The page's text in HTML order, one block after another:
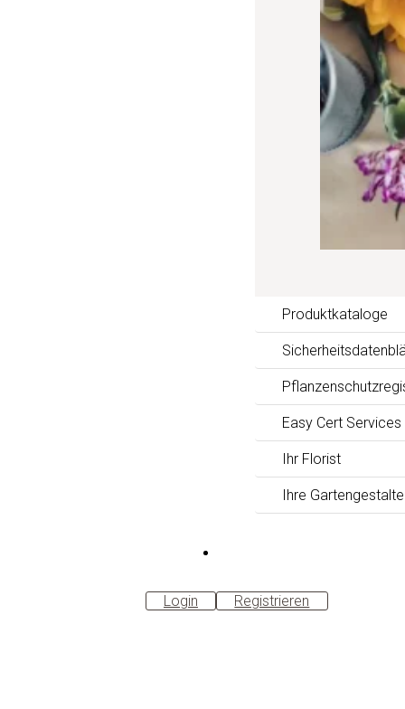
Produktkataloge
Easy Cert Services
Ihr Florist
Ihre
Login
Registrieren